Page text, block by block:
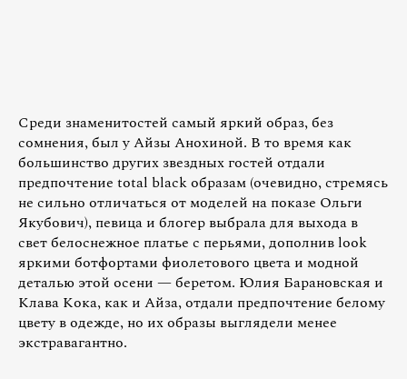
Среди знаменитостей самый яркий образ, без
сомнения, был у Айзы Анохиной. В то время как
большинство других звездных гостей отдали
предпочтение total black образам (очевидно, стремясь
не сильно отличаться от моделей на показе Ольги
Якубович), певица и блогер выбрала для выхода в
свет белоснежное платье с перьями, дополнив look
яркими ботфортами фиолетового цвета и модной
деталью этой осени — беретом. Юлия Барановская и
Клава Кока, как и Айза, отдали предпочтение белому
цвету в одежде, но их образы выглядели менее
экстравагантно.